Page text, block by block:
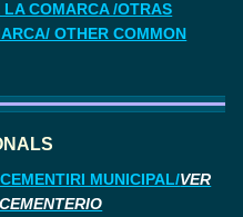
COMARCA /OTRAS
OTHER COMMON
MUNICIPAL/VER